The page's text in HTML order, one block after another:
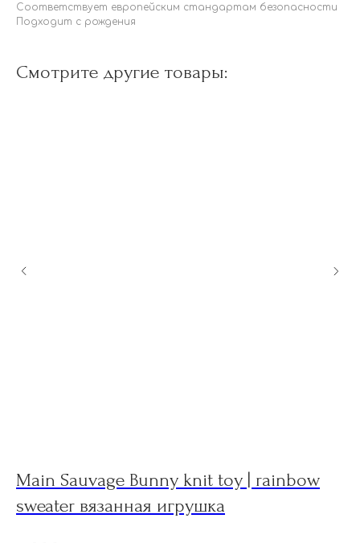
Соответствует европейским стандартам безопасности
Подходит с рождения
Смотрите другие товары:
Main Sauvage Bunny knit toy | rainbow
sweater вязанная игрушка